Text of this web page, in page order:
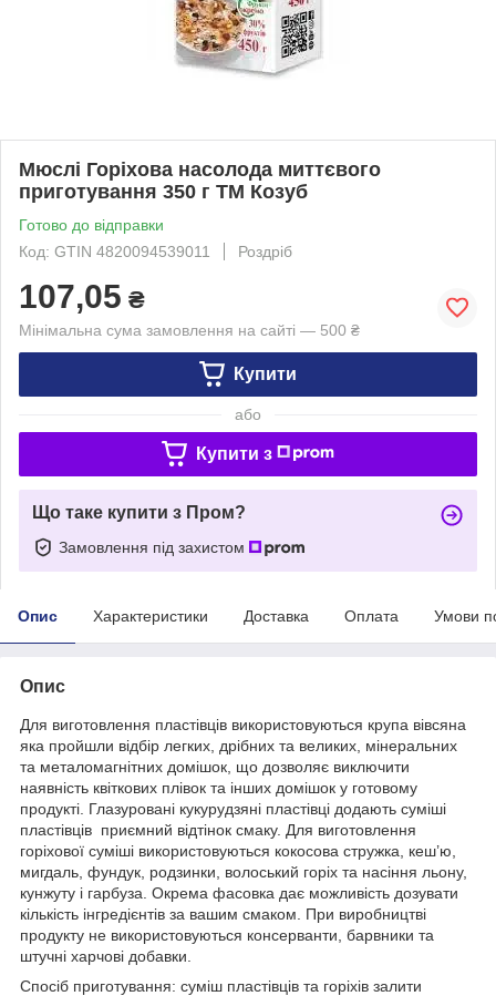
Мюслі Горіхова насолода миттєвого
приготування 350 г ТМ Козуб
Готово до відправки
Код: GTIN 4820094539011
Роздріб
107,05 ₴
Мінімальна сума замовлення на сайті — 500 ₴
Купити
або
Купити з
Що таке купити з Пром?
Замовлення під захистом
Опис Характеристики Доставка Оплата Умови
Опис
Для виготовлення пластівців використовуються крупа вівсяна
яка пройшли відбір легких, дрібних та великих, мінеральних
та металомагнітних домішок, що дозволяє виключити
наявність квіткових плівок та інших домішок у готовому
продукті. Глазуровані кукурудзяні пластівці додають суміші
пластівців приємний відтінок смаку. Для виготовлення
горіхової суміші використовуються кокосова стружка, кеш’ю,
мигдаль, фундук, родзинки, волоський горіх та насіння льону,
кунжуту і гарбуза. Окрема фасовка дає можливість дозувати
кількість інгредієнтів за вашим смаком. При виробництві
продукту не використовуються консерванти, барвники та
штучні харчові добавки.
Спосіб приготування: суміш пластівців та горіхів залити